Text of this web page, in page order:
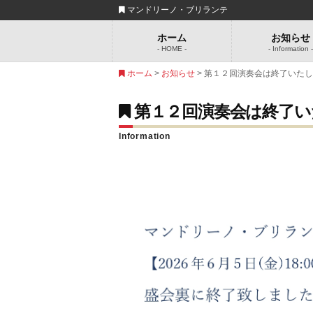
マンドリーノ・ブリランテ
ホーム
- HOME -
お知らせ
- Information -
ホーム > お知らせ > 第１２回演奏会は終了いた
第１２回演奏会は終了
Information